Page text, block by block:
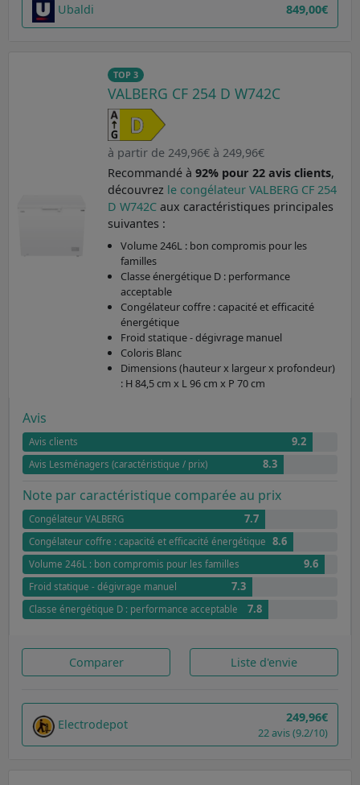
Ubaldi 849,00€
TOP 3
VALBERG CF 254 D W742C
à partir de 249,96€ à 249,96€
Recommandé à 92% pour 22 avis clients,
découvrez le congélateur VALBERG CF 254
D W742C aux caractéristiques principales
suivantes :
Volume 246L : bon compromis pour les
familles
Classe énergétique D : performance
acceptable
Congélateur coffre : capacité et efficacité
énergétique
Froid statique - dégivrage manuel
Coloris Blanc
Dimensions (hauteur x largeur x profondeur)
: H 84,5 cm x L 96 cm x P 70 cm
Avis
Avis clients 9.2
Avis Lesménagers (caractéristique / prix) 8.3
Note par caractéristique comparée au prix
Congélateur VALBERG 7.7
Congélateur coffre : capacité et efficacité énergétique 8.6
Volume 246L : bon compromis pour les familles 9.6
Froid statique - dégivrage manuel 7.3
Classe énergétique D : performance acceptable 7.8
Comparer Liste d'envie
Electrodepot 249,96€
22 avis (9.2/10)